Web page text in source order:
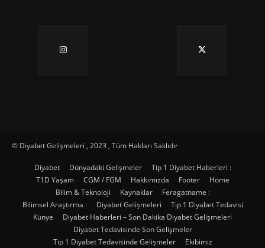
© Diyabet Gelişmeleri , 2023 , Tüm Hakları Saklıdır
Diyabet Dünyadaki Gelişmeler
Tip 1 Diyabet Haberleri :
T1D Yaşam
CGM / FGM Hakkımızda Footer
Home
Bilim & Teknoloji
Kaynaklar
Feragatname :
Bilimsel Araştırma :
Diyabet Gelişmeleri
Tip 1 Diyabet Tedavisi
Künye
Diyabet Haberleri – Son Dakika Diyabet Gelişmeleri
Diyabet Tedavisinde Son Gelişmeler
Tip 1 Diyabet Tedavisinde Gelişmeler
Ekibimiz